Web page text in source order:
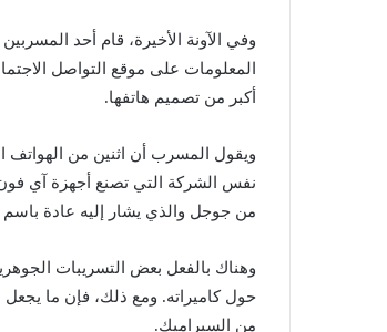
المعلومات على موقع التواصل
أكبر من تصميم هاتفها.
ويقول المسرب أن اثنين من الهواتف
نفس الشركة التي تصنع أجهزة آي
من جوجل والذي يشار إليه عادة باسم Pixel Notepad بالإضافة إلى هاتف بيكسل الرائد.
وهناك بالفعل بعض التسريبات
حول كاميراته. ومع ذلك، فإن ما يجعل
من السيراميك.